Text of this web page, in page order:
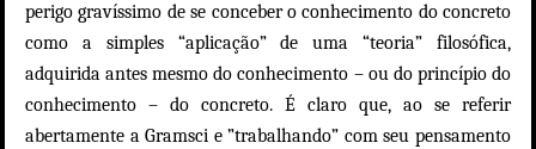
perigo gravíssimo de se conceber o conhecimento do concreto
como a simples “aplicação” de uma “teoria” filosófica,
adquirida antes mesmo do conhecimento – ou do princípio do
conhecimento – do concreto. É claro que, ao se referir
abertamente a Gramsci e ”trabalhando” com seu pensamento